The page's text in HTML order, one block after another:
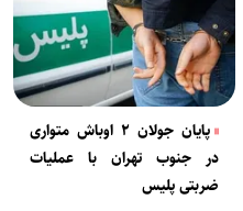
پایان جولان ۲ اوباش متواری
در جنوب تهران با عملیات
ضربتی پلیس